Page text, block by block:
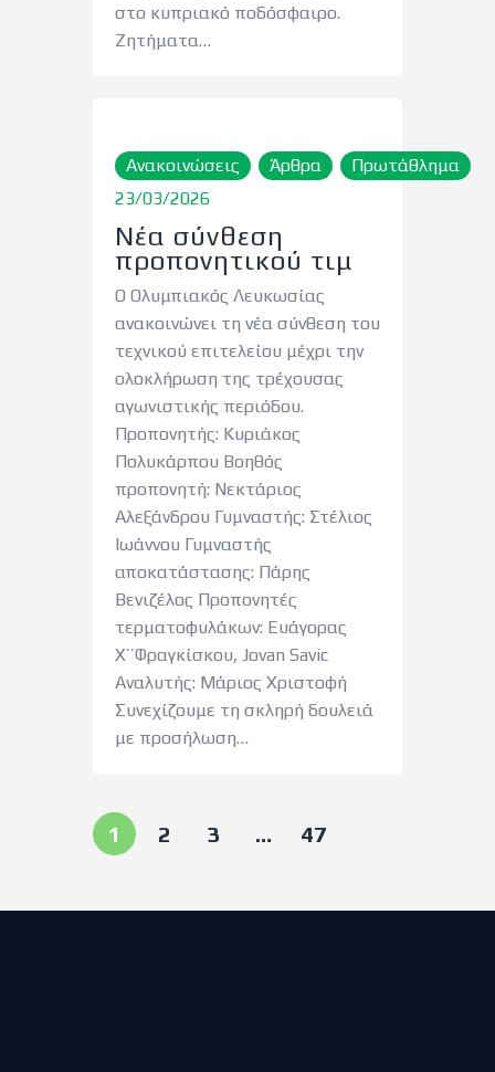
στο κυπριακό ποδόσφαιρο.
Ζητήματα…
Ανακοινώσεις Άρθρα
Πρωτάθλημα
23/03/2026
Νέα σύνθεση
προπονητικού τιμ
Ο Ολυμπιακός Λευκωσίας
ανακοινώνει τη νέα σύνθεση του
τεχνικού επιτελείου μέχρι την
ολοκλήρωση της τρέχουσας
αγωνιστικής περιόδου.
Προπονητής: Κυριάκος
Πολυκάρπου Βοηθός
προπονητή: Νεκτάριος
Αλεξάνδρου Γυμναστής: Στέλιος
Ιωάννου Γυμναστής
αποκατάστασης: Πάρης
Βενιζέλος Προπονητές
τερματοφυλάκων: Ευάγορας
Χ’’Φραγκίσκου, Jovan Savic
Αναλυτής: Μάριος Χριστοφή
Συνεχίζουμε τη σκληρή δουλειά
με προσήλωση…
1 2 3 … 47